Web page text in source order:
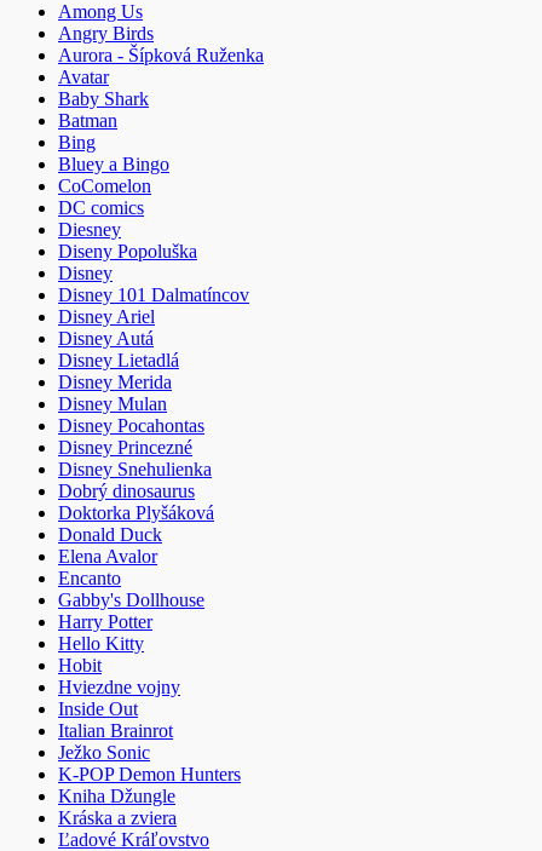
Among Us
Angry Birds
Aurora - Šípková Ruženka
Avatar
Baby Shark
Batman
Bing
Bluey a Bingo
CoComelon
DC comics
Diesney
Diseny Popoluška
Disney
Disney 101 Dalmatíncov
Disney Ariel
Disney Autá
Disney Lietadlá
Disney Merida
Disney Mulan
Disney Pocahontas
Disney Princezné
Disney Snehulienka
Dobrý dinosaurus
Doktorka Plyšáková
Donald Duck
Elena Avalor
Encanto
Gabby's Dollhouse
Harry Potter
Hello Kitty
Hobit
Hviezdne vojny
Inside Out
Italian Brainrot
Ježko Sonic
K-POP Demon Hunters
Kniha Džungle
Kráska a zviera
Ľadové Kráľovstvo